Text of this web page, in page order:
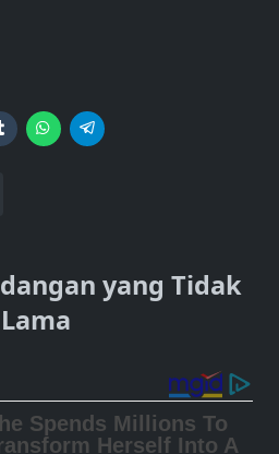
yang Tidak